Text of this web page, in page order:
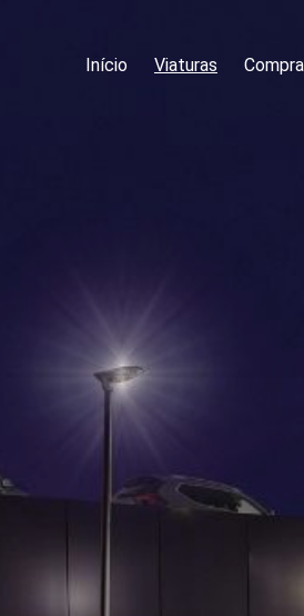
Início Viaturas